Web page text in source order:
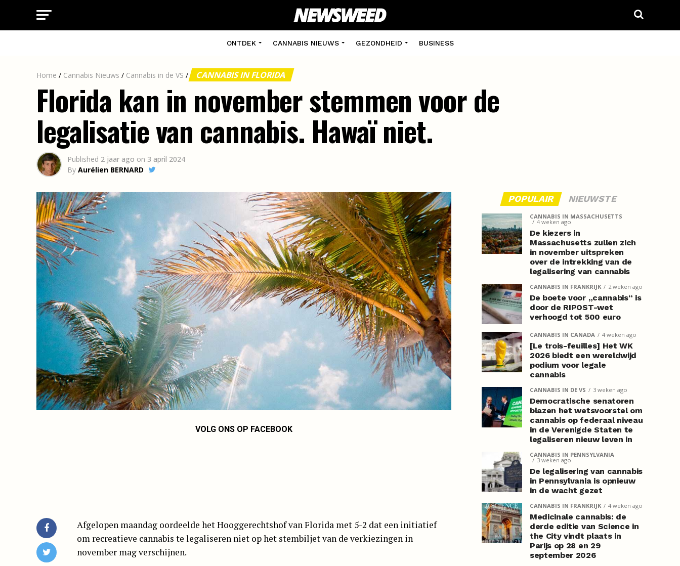
ONTDEK CANNABIS NIEUWS GEZONDHEID BUSINESS
Home / Cannabis Nieuws / Cannabis in de VS / CANNABIS IN FLORIDA
Florida kan in november stemmen voor de
legalisatie van cannabis. Hawaï niet.
Published 2 jaar ago on 3 april 2024
By Aurélien BERNARD
VOLG ONS OP FACEBOOK
Afgelopen maandag oordeelde het Hooggerechtshof van Florida met 5-2 dat een initiatief
om recreatieve cannabis te legaliseren niet op het stembiljet van de verkiezingen in
november mag verschijnen.
POPULAIR NIEUWSTE
CANNABIS IN MASSACHUSETTS
4 weken ago
De kiezers in
Massachusetts zullen zich
in november uitspreken
over de intrekking van de
legalisering van cannabis
CANNABIS IN FRANKRIJK 2 weken ago
De boete voor „cannabis“ is
door de RIPOST-wet
verhoogd tot 500 euro
CANNABIS IN CANADA 4 weken ago
[Le trois-feuilles] Het WK
2026 biedt een wereldwijd
podium voor legale
cannabis
CANNABIS IN DE VS 3 weken ago
Democratische senatoren
blazen het wetsvoorstel om
cannabis op federaal niveau
in de Verenigde Staten te
legaliseren nieuw leven in
CANNABIS IN PENNSYLVANIA
3 weken ago
De legalisering van cannabis
in Pennsylvania is opnieuw
in de wacht gezet
CANNABIS IN FRANKRIJK 4 weken ago
Medicinale cannabis: de
derde editie van Science in
the City vindt plaats in
Parijs op 28 en 29
september 2026